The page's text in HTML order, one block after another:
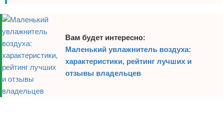
Вам будет интересно:
Маленький увлажнитель воздуха:
характеристики, рейтинг лучших и
отзывы владельцев